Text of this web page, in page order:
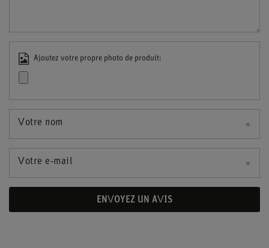
Ajoutez votre propre photo de produit:
Votre nom
Votre e-mail
ENVOYEZ UN AVIS